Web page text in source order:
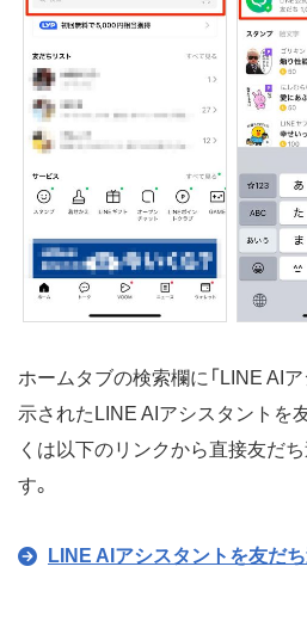
ホームタブの検索欄に「LINE AIア
示されたLINE AIアシスタントを
くは以下のリンクから直接友だ
す。
LINE AIアシスタントを友だ